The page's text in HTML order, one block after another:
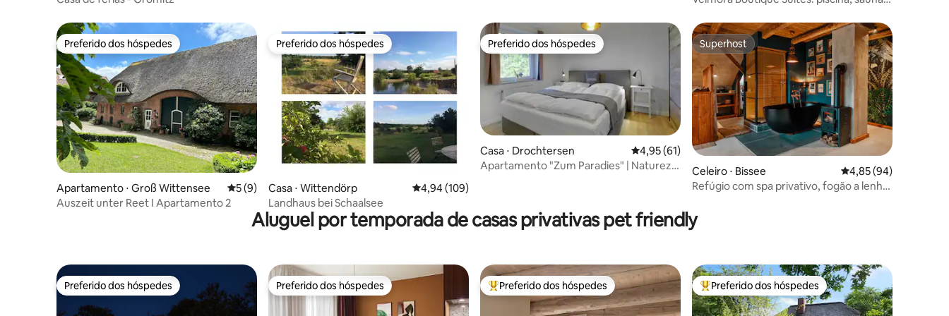
Preferido dos hóspedes
Preferido dos hóspedes
Apartamento ⋅ Groß Wittensee 5 de uma avaliação média de 5, 9 avaliações
5 (9)
Auszeit unter Reet I Apartamento 2
Preferido dos hóspedes
Preferido dos hóspedes
Casa ⋅ Wittendörp 4,94 de uma avaliação média de 5, 109 avaliações
4,94 (109)
Landhaus bei Schaalsee
Preferido dos hóspedes
Preferido dos hóspedes
Casa ⋅ Drochtersen 4,95 de uma avaliação média de 5, 61 avaliações
4,95 (61)
Apartamento "Zum Paradies" | Natureza
Superhost
Superhost
Celeiro ⋅ Bissee 4,85 de uma
4,85 (94)
Refúgio com spa privativo, fogão a lenha
Aluguel por temporada de casas privativas pet friendly
Preferido dos hóspedes
Preferido dos hóspedes Preferido dos hóspedes
Preferido dos hóspedes Entre os melhores preferidos dos hóspedes
Preferido dos hóspedes Entre os melhores preferidos dos hóspedes
Preferido dos hóspedes